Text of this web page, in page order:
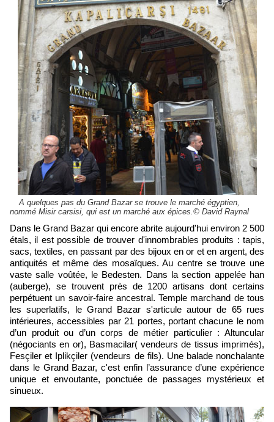
A quelques pas du Grand Bazar se trouve le marché égyptien,
nommé Misir carsisi, qui est un marché aux épices.© David Raynal
Dans le Grand Bazar qui encore abrite aujourd'hui environ 2 500
étals, il est possible de trouver d'innombrables produits : tapis,
sacs, textiles, en passant par des bijoux en or et en argent, des
antiquités et même des mosaïques. Au centre se trouve une
vaste salle voûtée, le Bedesten. Dans la section appelée han
(auberge), se trouvent près de 1200 artisans dont certains
perpétuent un savoir-faire ancestral. Temple marchand de tous
les superlatifs, le Grand Bazar s'articule autour de 65 rues
intérieures, accessibles par 21 portes, portant chacune le nom
d’un produit ou d’un corps de métier particulier : Altuncular
(négociants en or), Basmacilar( vendeurs de tissus imprimés),
Fesçiler et Iplikçiler (vendeurs de fils). Une balade nonchalante
dans le Grand Bazar, c'est enfin l’assurance d’une expérience
unique et envoutante, ponctuée de passages mystérieux et
sinueux.